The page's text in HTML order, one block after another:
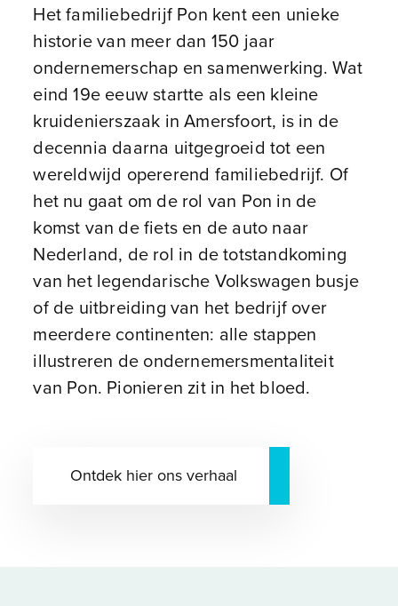
Het familiebedrijf Pon kent een unieke
historie van meer dan 150 jaar
ondernemerschap en samenwerking. Wat
eind 19e eeuw startte als een kleine
kruidenierszaak in Amersfoort, is in de
decennia daarna uitgegroeid tot een
wereldwijd opererend familiebedrijf. Of
het nu gaat om de rol van Pon in de
komst van de fiets en de auto naar
Nederland, de rol in de totstandkoming
van het legendarische Volkswagen busje
of de uitbreiding van het bedrijf over
meerdere continenten: alle stappen
illustreren de ondernemersmentaliteit
van Pon. Pionieren zit in het bloed.
Ontdek hier ons verhaal